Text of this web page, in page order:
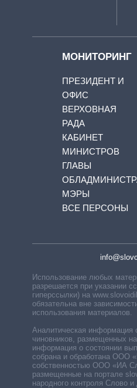
МОНИТОРИНГ
ПРЕЗИДЕНТ И
ОФИС
ВЕРХОВНАЯ
РАДА
КАБИНЕТ
МИНИСТРОВ
ГЛАВЫ
МЭРЫ
ВСЕ ПЕРСОНЫ
Использование любых
разрешается при указании
гиперссылки) на
обязательна вне
использования материалов.
Аналитическая информация
чиновников, размещенных
информация о состоянии
собрана и обработана ООО
собственностью ООО «ИА
размещенные на портале
народного контроля Слово